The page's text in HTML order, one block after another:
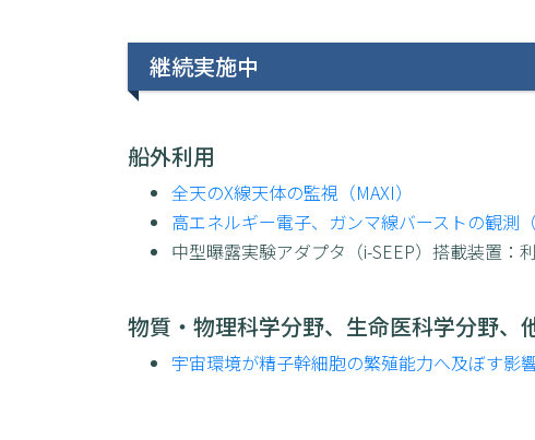
継続実施中
船外利用
全天のX線天体の監視（MAXI）
高エネルギー電子、ガンマ線バーストの観測（
中型曝露実験アダプタ（i-SEEP）搭載装置：
物質・物理科学分野、生命医科学分野、
宇宙環境が精子幹細胞の繁殖能力へ及ぼす影